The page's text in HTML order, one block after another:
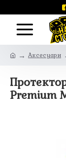
Аксесуари
Premium